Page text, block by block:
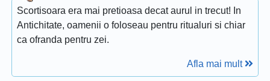
Scortisoara era mai pretioasa decat aurul in trecut! In
Antichitate, oamenii o foloseau pentru ritualuri si chiar
ca ofranda pentru zei.
Afla mai mult